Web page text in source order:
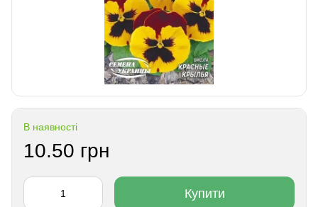
В наявності
10.50 грн
Купити